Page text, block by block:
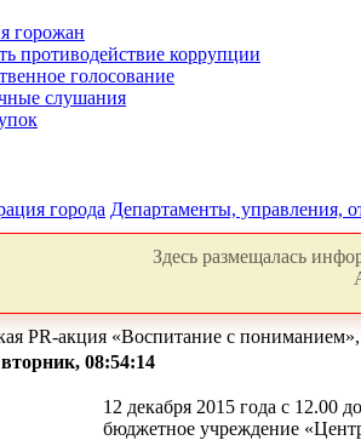
горожан
противодействие коррупции
голосование
слушания
города Департаменты, управления,
Здесь размещалась
PR-акция «Воспитание с
08:54:14
12 декабря 2015 года с 12.00
бюджетное учреждение